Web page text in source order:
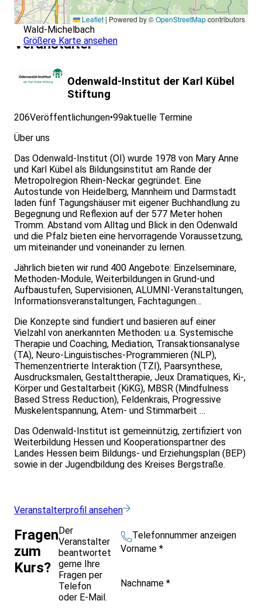
Leaflet | Powered by ©OpenStreetMapcontributors
Wald-Michelbach
Größere Karte ansehen
Veranstalter
Odenwald-Institut der Karl Kübel
Stiftung
206Veröffentlichungen•99aktuelle Termine
Über uns
Das Odenwald-Institut (OI) wurde 1978 von Mary Anne
und Karl Kübel als Bildungsinstitut am Rande der
Metropolregion Rhein-Neckar gegründet. Eine
Autostunde von Heidelberg, Mannheim und Darmstadt
laden fünf Tagungshäuser mit eigener Buchhandlung zu
Begegnung und Reflexion auf der 577 Meter hohen
Tromm. Abstand vom Alltag und Blick in den Odenwald
und die Pfalz bieten eine hervorragende Voraussetzung,
um miteinander und voneinander zu lernen.
Jährlich bieten wir rund 400 Angebote: Einzelseminare,
Methoden-Module, Weiterbildungen in Grund-und
Aufbaustufen, Supervisionen, ALUMNI-Veranstaltungen,
Informationsveranstaltungen, Fachtagungen…
Die Konzepte sind fundiert und basieren auf einer
Vielzahl von anerkannten Methoden: u.a. Systemische
Therapie und Coaching, Mediation, Transaktionsanalyse
(TA), Neuro-Linguistisches-Programmieren (NLP),
Themenzentrierte Interaktion (TZI), Paarsynthese,
Ausdrucksmalen, Gestalttherapie, Jeux Dramatiques, Ki-,
Körper und Gestaltarbeit (KiKG), MBSR (Mindfulness
Based Stress Reduction), Feldenkrais, Progressive
Muskelentspannung, Atem- und Stimmarbeit …
Das Odenwald-Institut ist gemeinnützig, zertifiziert von
Weiterbildung Hessen und Kooperationspartner des
Landes Hessen beim Bildungs- und Erziehungsplan (BEP)
sowie in der Jugendbildung des Kreises Bergstraße.
Veranstalterprofil ansehen
Fragen
zum
Kurs?
Der
Veranstalter
beantwortet
gerne Ihre
Fragen per
Telefon
oder E-Mail.
Telefonnummer anzeigen
Vorname *
Nachname *